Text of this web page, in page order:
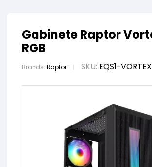
Gabinete Raptor
RGB
Brands: Raptor SKU: EQS1-VORTEX